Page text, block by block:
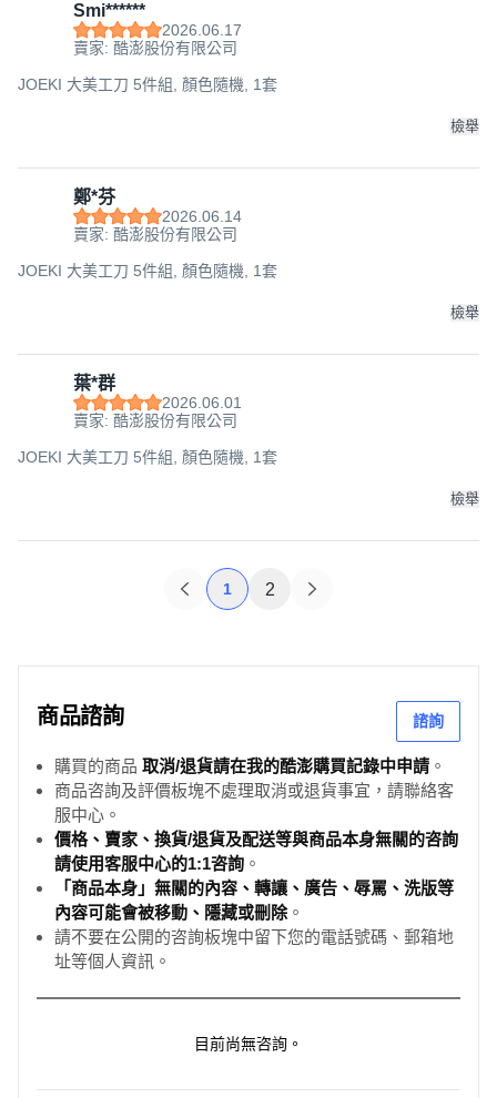
Smi******
2026.06.17
賣家: 酷澎股份有限公司
JOEKI 大美工刀 5件組, 顏色隨機, 1套
檢舉
鄭*芬
2026.06.14
賣家: 酷澎股份有限公司
JOEKI 大美工刀 5件組, 顏色隨機, 1套
檢舉
葉*群
2026.06.01
賣家: 酷澎股份有限公司
JOEKI 大美工刀 5件組, 顏色隨機, 1套
檢舉
1 2
商品諮詢 諮詢
購買的商品 取消/退貨請在我的酷澎購買記錄中申請 。
商品咨詢及評價板塊不處理取消或退貨事宜，請聯絡客
服中心。
價格、賣家、換貨/退貨及配送等與商品本身無關的咨詢
請使用客服中心的1:1咨詢 。
「商品本身」無關的內容、轉讓、廣告、辱罵、洗版等
內容可能會被移動、隱藏或刪除。
請不要在公開的咨詢板塊中留下您的電話號碼、郵箱地
址等個人資訊。
目前尚無咨詢。